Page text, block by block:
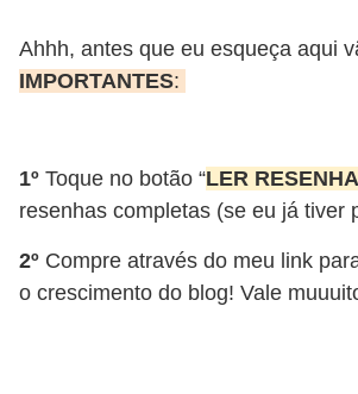
Ahhh, antes que eu esqueça aqui
IMPORTANTES:
1º Toque no botão “LER RESENHA
resenhas completas (se eu já tiver
2º Compre através do meu link
o crescimento do blog! Vale